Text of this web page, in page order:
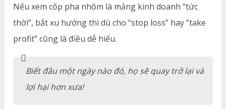
Nếu xem cốp pha nhôm là mảng kinh doanh “tức
thời”, bắt xu hướng thì dù cho “stop loss” hay “take
profit” cũng là điều dễ hiểu.
Biết đâu một ngày nào đó, họ sẽ quay trở lại và
lợi hại hơn xưa!